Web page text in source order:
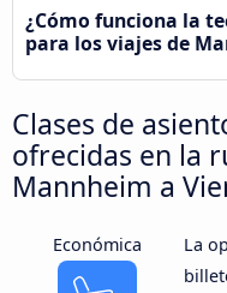
¿Cómo funciona la
para los viajes de
Clases de
ofrecidas en la
Mannheim a
Económica
La